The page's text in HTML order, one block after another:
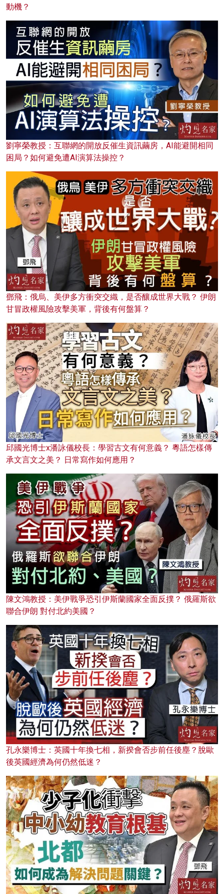
動機？
劉寧榮教授：互聯網的開放反催生資訊繭房，AI能避開相同
困局？如何避免遭AI演算法操控？
鄧飛：俄烏、美伊多方衝突交織，是否釀成世界大戰？ 伊朗
甘冒政權風險攻擊美軍，背後有何盤算？
邱國光博士x潘詠儀校長：學習古文有何意義？ 粵語怎樣傳
承文言文之美？ 日常寫作如何應用？
陳文鴻教授：美伊戰爭恐引伊斯蘭國家全面反撲？ 俄羅斯欲
聯合伊朗 對付北約美國？
孔永樂博士：英國十年換七相，新揆會否步前任後塵？脫歐
後英國經濟為何仍然低迷？